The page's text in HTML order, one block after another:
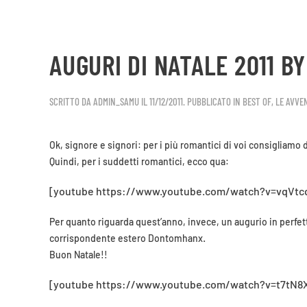
AUGURI DI NATALE 2011
SCRITTO DA ADMIN_SAMU IL11/12/2011. PUBBLICATO IN BEST OF, LE
Ok, signore e signori: per i più romantici di voi consigliamo
Quindi, per i suddetti romantici, ecco qua:
[youtube https://www.youtube.com/
Per quanto riguarda quest’anno, invece, un augurio in
corrispondente estero Dontomhanx.
Buon Natale!!
[youtube https://www.youtube.com/